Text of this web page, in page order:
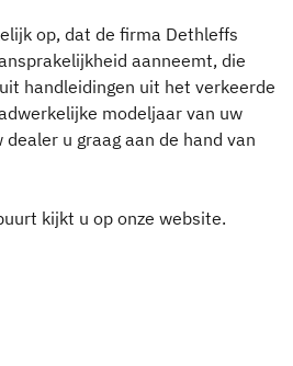
op, dat de firma Dethleffs
aanneemt, die
handleidingen uit het verkeerde
modeljaar van uw
u graag aan de hand van
kijkt u op onze website.